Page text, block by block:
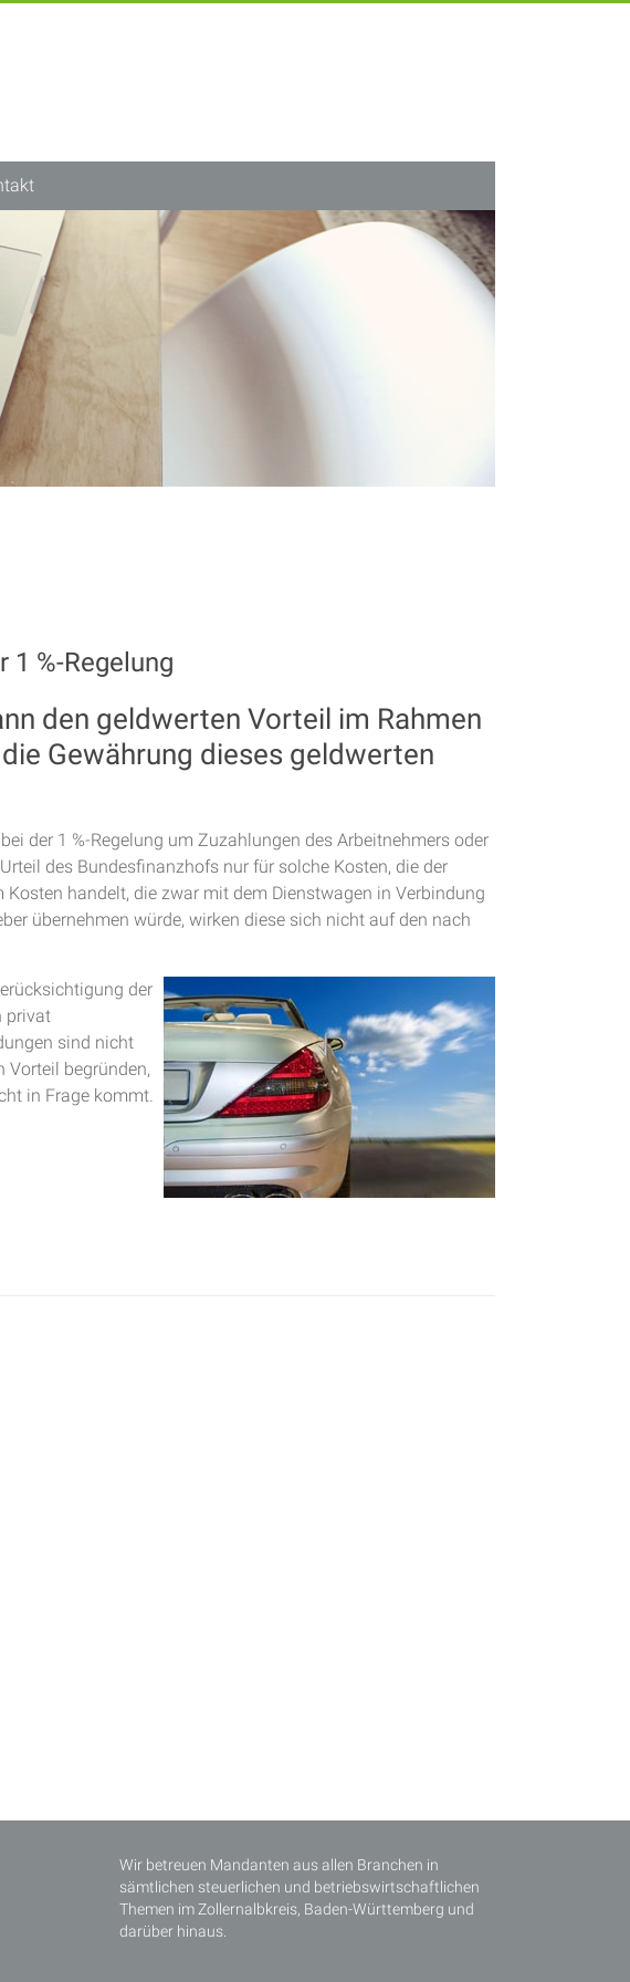
%-Regelung
den geldwerten Vorteil im Rahmen
Gewährung dieses geldwerten
der 1 %-Regelung um Zuzahlungen des Arbeitnehmers oder
des Bundesfinanzhofs nur für solche Kosten, die der
handelt, die zwar mit dem Dienstwagen in Verbindung
übernehmen würde, wirken diese sich nicht auf den nach
der
privat
sind nicht
Vorteil begründen,
in Frage kommt.
Wir betreuen Mandanten aus allen Branchen in
sämtlichen steuerlichen und betriebswirtschaftlichen
Themen im Zollernalbkreis, Baden-Württemberg und
darüber hinaus.